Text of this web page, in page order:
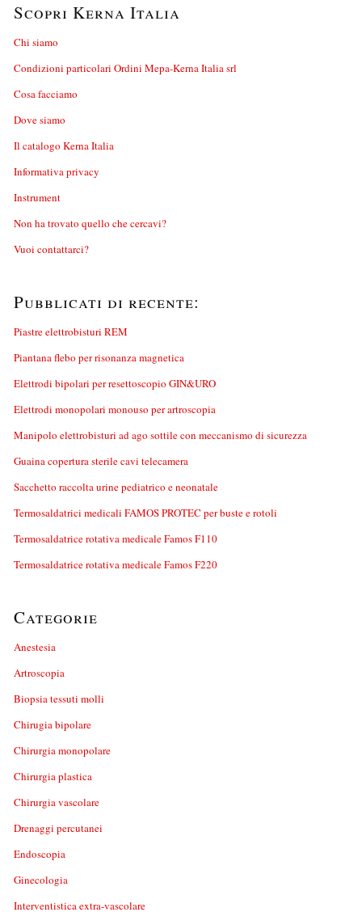
Scopri Kerna Italia
Chi siamo
Condizioni particolari Ordini Mepa-Kerna Italia srl
Cosa facciamo
Dove siamo
Il catalogo Kerna Italia
Informativa privacy
Instrument
Non ha trovato quello che cercavi?
Vuoi contattarci?
Pubblicati di recente:
Piastre elettrobisturi REM
Piantana flebo per risonanza magnetica
Elettrodi bipolari per resettoscopio GIN&URO
Elettrodi monopolari monouso per artroscopia
Manipolo elettrobisturi ad ago sottile con meccanismo di sicurezza
Guaina copertura sterile cavi telecamera
Sacchetto raccolta urine pediatrico e neonatale
Termosaldatrici medicali FAMOS PROTEC per buste e rotoli
Termosaldatrice rotativa medicale Famos F110
Termosaldatrice rotativa medicale Famos F220
Categorie
Anestesia
Artroscopia
Biopsia tessuti molli
Chirugia bipolare
Chirurgia monopolare
Chirurgia plastica
Chirurgia vascolare
Drenaggi percutanei
Endoscopia
Ginecologia
Interventistica extra-vascolare